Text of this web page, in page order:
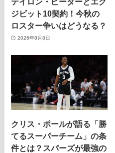
ジビット10契約！今秋の
ロスター争いはどうなる？
2026年8月8日
クリス・ポールが語る「勝
てるスーパーチーム」の条
件とは？スパーズが最強の